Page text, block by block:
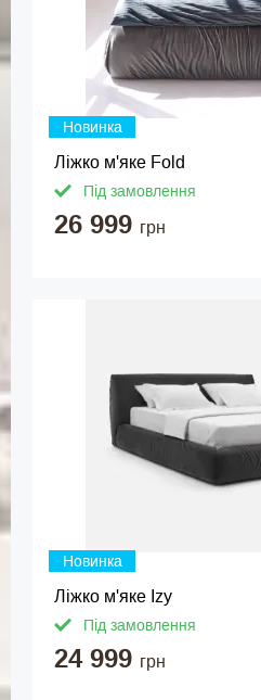
Новинка
Ліжко м'яке Fold
Під замовлення
26 999 грн
Новинка
Ліжко м'яке Izy
Під замовлення
24 999 грн